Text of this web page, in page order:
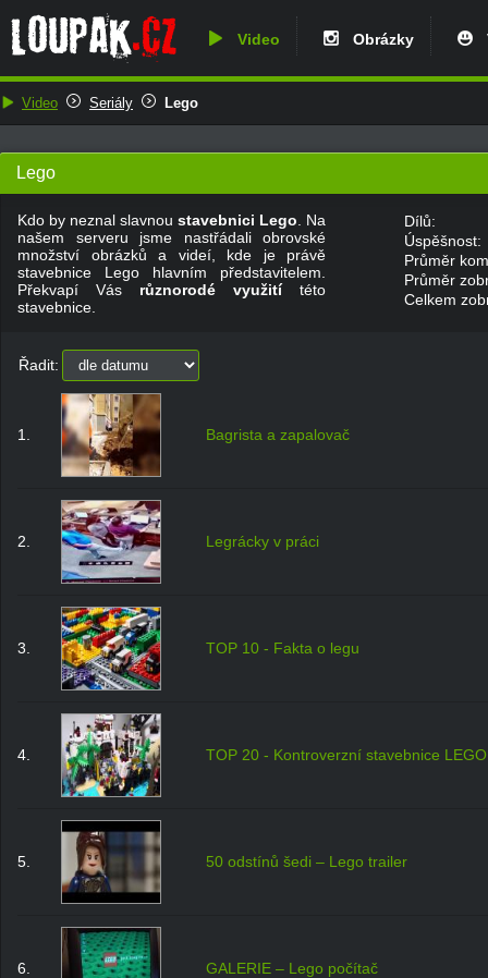
Video Obrázky
Video Seriály Lego
Lego
Kdo by neznal slavnoustavebnici Lego . Na
našem serveru jsme nastřádali obrovské
množství obrázků a videí, kde je právě
stavebnice Lego hlavním představitelem.
Překvapí Vás různorodé využitítéto
stavebnice.
Dílů:
Úspěšnost:
Průměr
Průměr
Celkem
Řadit:
1. Bagrista a zapalovač
2. Legrácky v práci
3. TOP 10 - Fakta o legu
4. TOP 20 - Kontroverzní stavebnice LEGO
5. 50 odstínů šedi – Lego trailer
6. GALERIE – Lego počítač